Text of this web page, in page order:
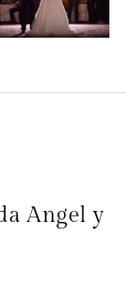
Angel y